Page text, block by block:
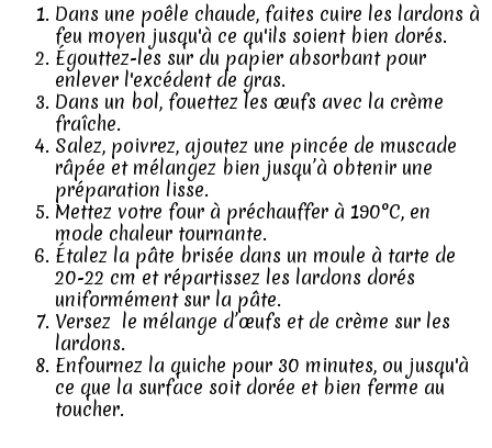
Dans une poêle chaude, faites cuire les lardons à
feu moyen jusqu'à ce qu'ils soient bien dorés.
Égouttez-les sur du papier absorbant pour
enlever l'excédent de gras.
Dans un bol, fouettez les œufs avec la crème
fraîche.
Salez, poivrez, ajoutez une pincée de muscade
râpée et mélangez bien jusqu’à obtenir une
préparation lisse.
Mettez votre four à préchauffer à 190°C, en
mode chaleur tournante.
Étalez la pâte brisée dans un moule à tarte de
20-22 cm et répartissez les lardons dorés
uniformément sur la pâte.
Versez le mélange d’œufs et de crème sur les
lardons.
Enfournez la quiche pour 30 minutes, ou jusqu'à
ce que la surface soit dorée et bien ferme au
toucher.